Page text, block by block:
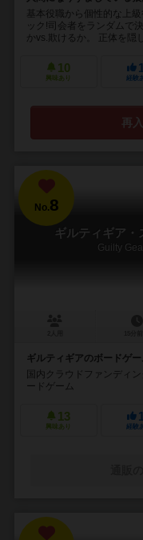
基本役職から個性的な上
ック!司会者をランダムで
かvs.欺けるか。 正体を隠
10
興味あり 経験
再
No.8
ギルティギア・
Guilty
ギルティギアのボードゲー
国内クラウドファンディ
ードゲーム
13
興味あり 経験